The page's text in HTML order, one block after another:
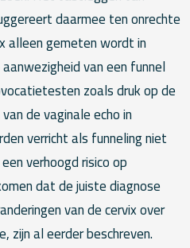
daarmee ten onrechte
alleen gemeten wordt in
van een funnel
zoals druk op de
de vaginale echo in
verricht als funneling niet
verhoogd risico op
dat de juiste diagnose
van de cervix over
zijn al eerder beschreven.